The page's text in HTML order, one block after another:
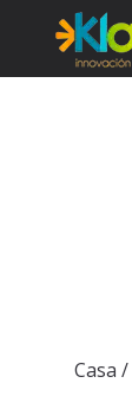
Casa /